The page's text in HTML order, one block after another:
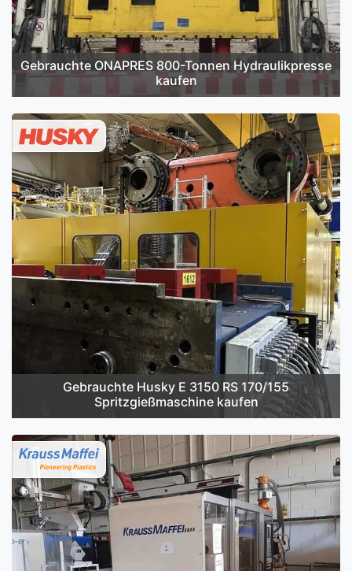
Gebrauchte ONAPRES 800-Tonnen Hydraulikpresse
kaufen
Gebrauchte Husky E 3150 RS 170/155
Spritzgießmaschine kaufen